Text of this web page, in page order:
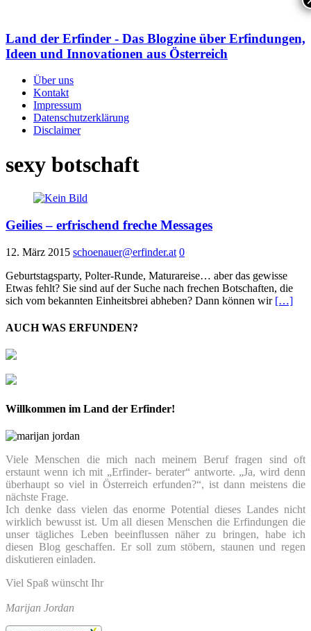
Land der Erfinder - Das Blogzine über Erfindungen,
Ideen und Innovationen aus Österreich
Über uns
Kontakt
Impressum
Datenschutzerklärung
Disclaimer
sexy botschaft
Geilies – erfrischend freche Messages
12. März 2015 schoenauer@erfinder.at 0
Geburtstagsparty, Polter-Runde, Maturareise… aber das gewisse
Etwas fehlt? Sie sind auf der Suche nach frechen Botschaften, die
sich vom bekannten Einheitsbrei abheben? Dann können wir […]
AUCH WAS ERFUNDEN?
Willkommen im Land der Erfinder!
Viele Menschen die mich nach meinem Beruf fragen sind oft
erstaunt wenn ich mit „Erfinder- berater“ antworte. „Ja, wird denn
überhaupt so viel in Österreich erfunden?“, ist dann meistens die
nächste Frage.
Ich denke dass vielen das enorme Potential dieses Landes nicht
wirklich bewusst ist. Um all diesen Menschen die Erfindungen die
unser tägliches Leben beeinflussen näher zu bringen, habe ich
diesen Blog geschaffen. Er soll zum stöbern, staunen und regen
diskutieren einladen.
Viel Spaß wünscht Ihr
Marijan Jordan